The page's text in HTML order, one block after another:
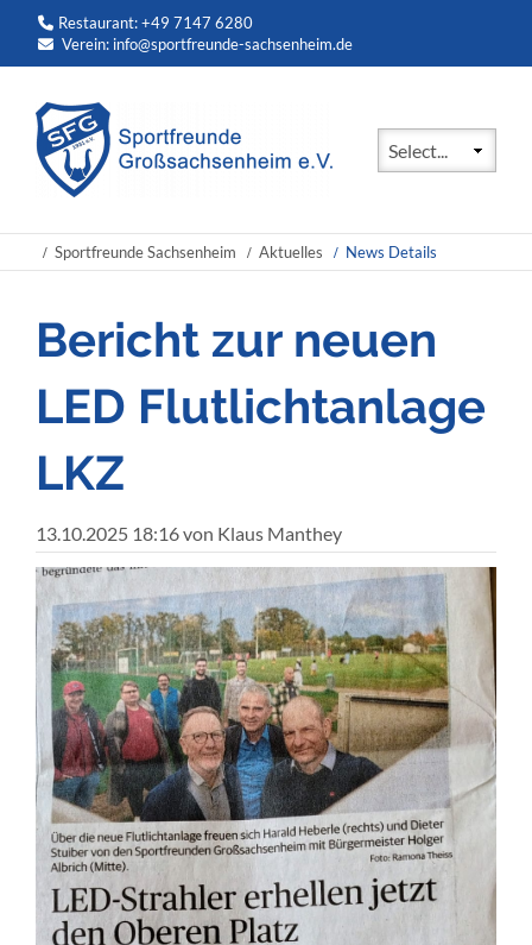
Restaurant: +49 7147 6280
Verein: info@sportfreunde-sachsenheim.de
Sportfreunde Sachsenheim Aktuelles News Details
Bericht zur neuen
LED Flutlichtanlage
LKZ
13.10.2025 18:16von Klaus Manthey